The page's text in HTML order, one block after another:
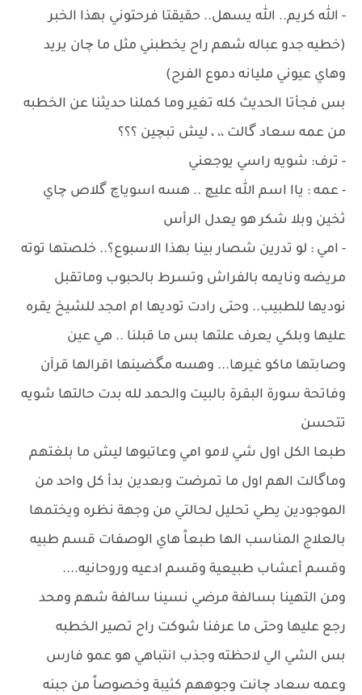
- الله كريم.. الله يسهل.. حقيقتا فرحتوني بهذا الخبر
(خطيه جدو عباله شهم راح يخطبني مثل ما چان يريد
وهاي عيوني مليانه دموع الفرح)
بس فجأتا الحديث كله تغير وما كملنا حديثنا عن الخطبه
من عمه سعاد گالت ،، ، ليش تبچين ؟؟؟
- ترف: شويه راسي يوجعني
- عمه : ياا اسم الله عليچ .. هسه اسوياچ گلاص چاي
ثخين وبلا شكر هو يعدل الرأس
- امي : لو تدرين شصار بينا بهذا الاسبوع؟.. خلصتها توته
مريضه ونايمه بالفراش وتسرط بالحبوب وماتقبل
نوديها للطبيب.. وحتى رادت توديها ام امجد للشيخ يقره
عليها وبلكي يعرف علتها بس ما قبلنا .. هي عين
وصابتها ماكو غيرها... وهسه مگضينها اقرالها قرآن
وفاتحة سورة البقرة بالبيت والحمد لله بدت حالتها شويه
تتحسن
طبعا الكل اول شي لامو امي وعاتبوها ليش ما بلغتهم
وماگالت الهم اول ما تمرضت وبعدين بدأ كل واحد من
الموجودين يطي تحليل لحالتي من وجهة نظره ويختمها
بالعلاج المناسب الها طبعاً هاي الوصفات قسم طبيه
وقسم أعشاب طبيعية وقسم ادعيه وروحانيه....
ومن التهينا بسالفة مرضي نسينا سالفة شهم ومحد
رجع عليها وحتى ما عرفنا شوكت راح تصير الخطبه
بس الشي الي لاحظته وجذب انتباهي هو عمو فارس
وعمه سعاد چانت وجوههم كئيبة وخصوصاً من جبنه